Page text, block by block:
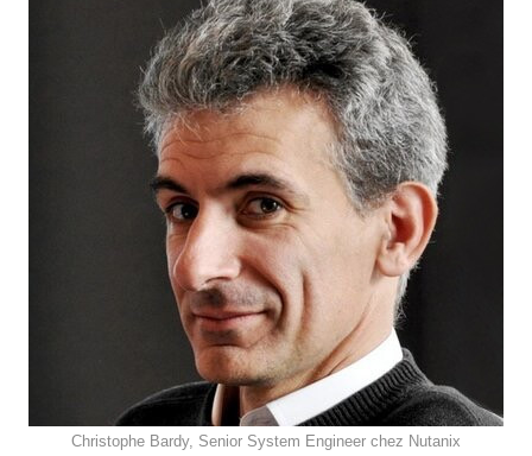
Christophe Bardy, Senior System Engineer chez Nutanix